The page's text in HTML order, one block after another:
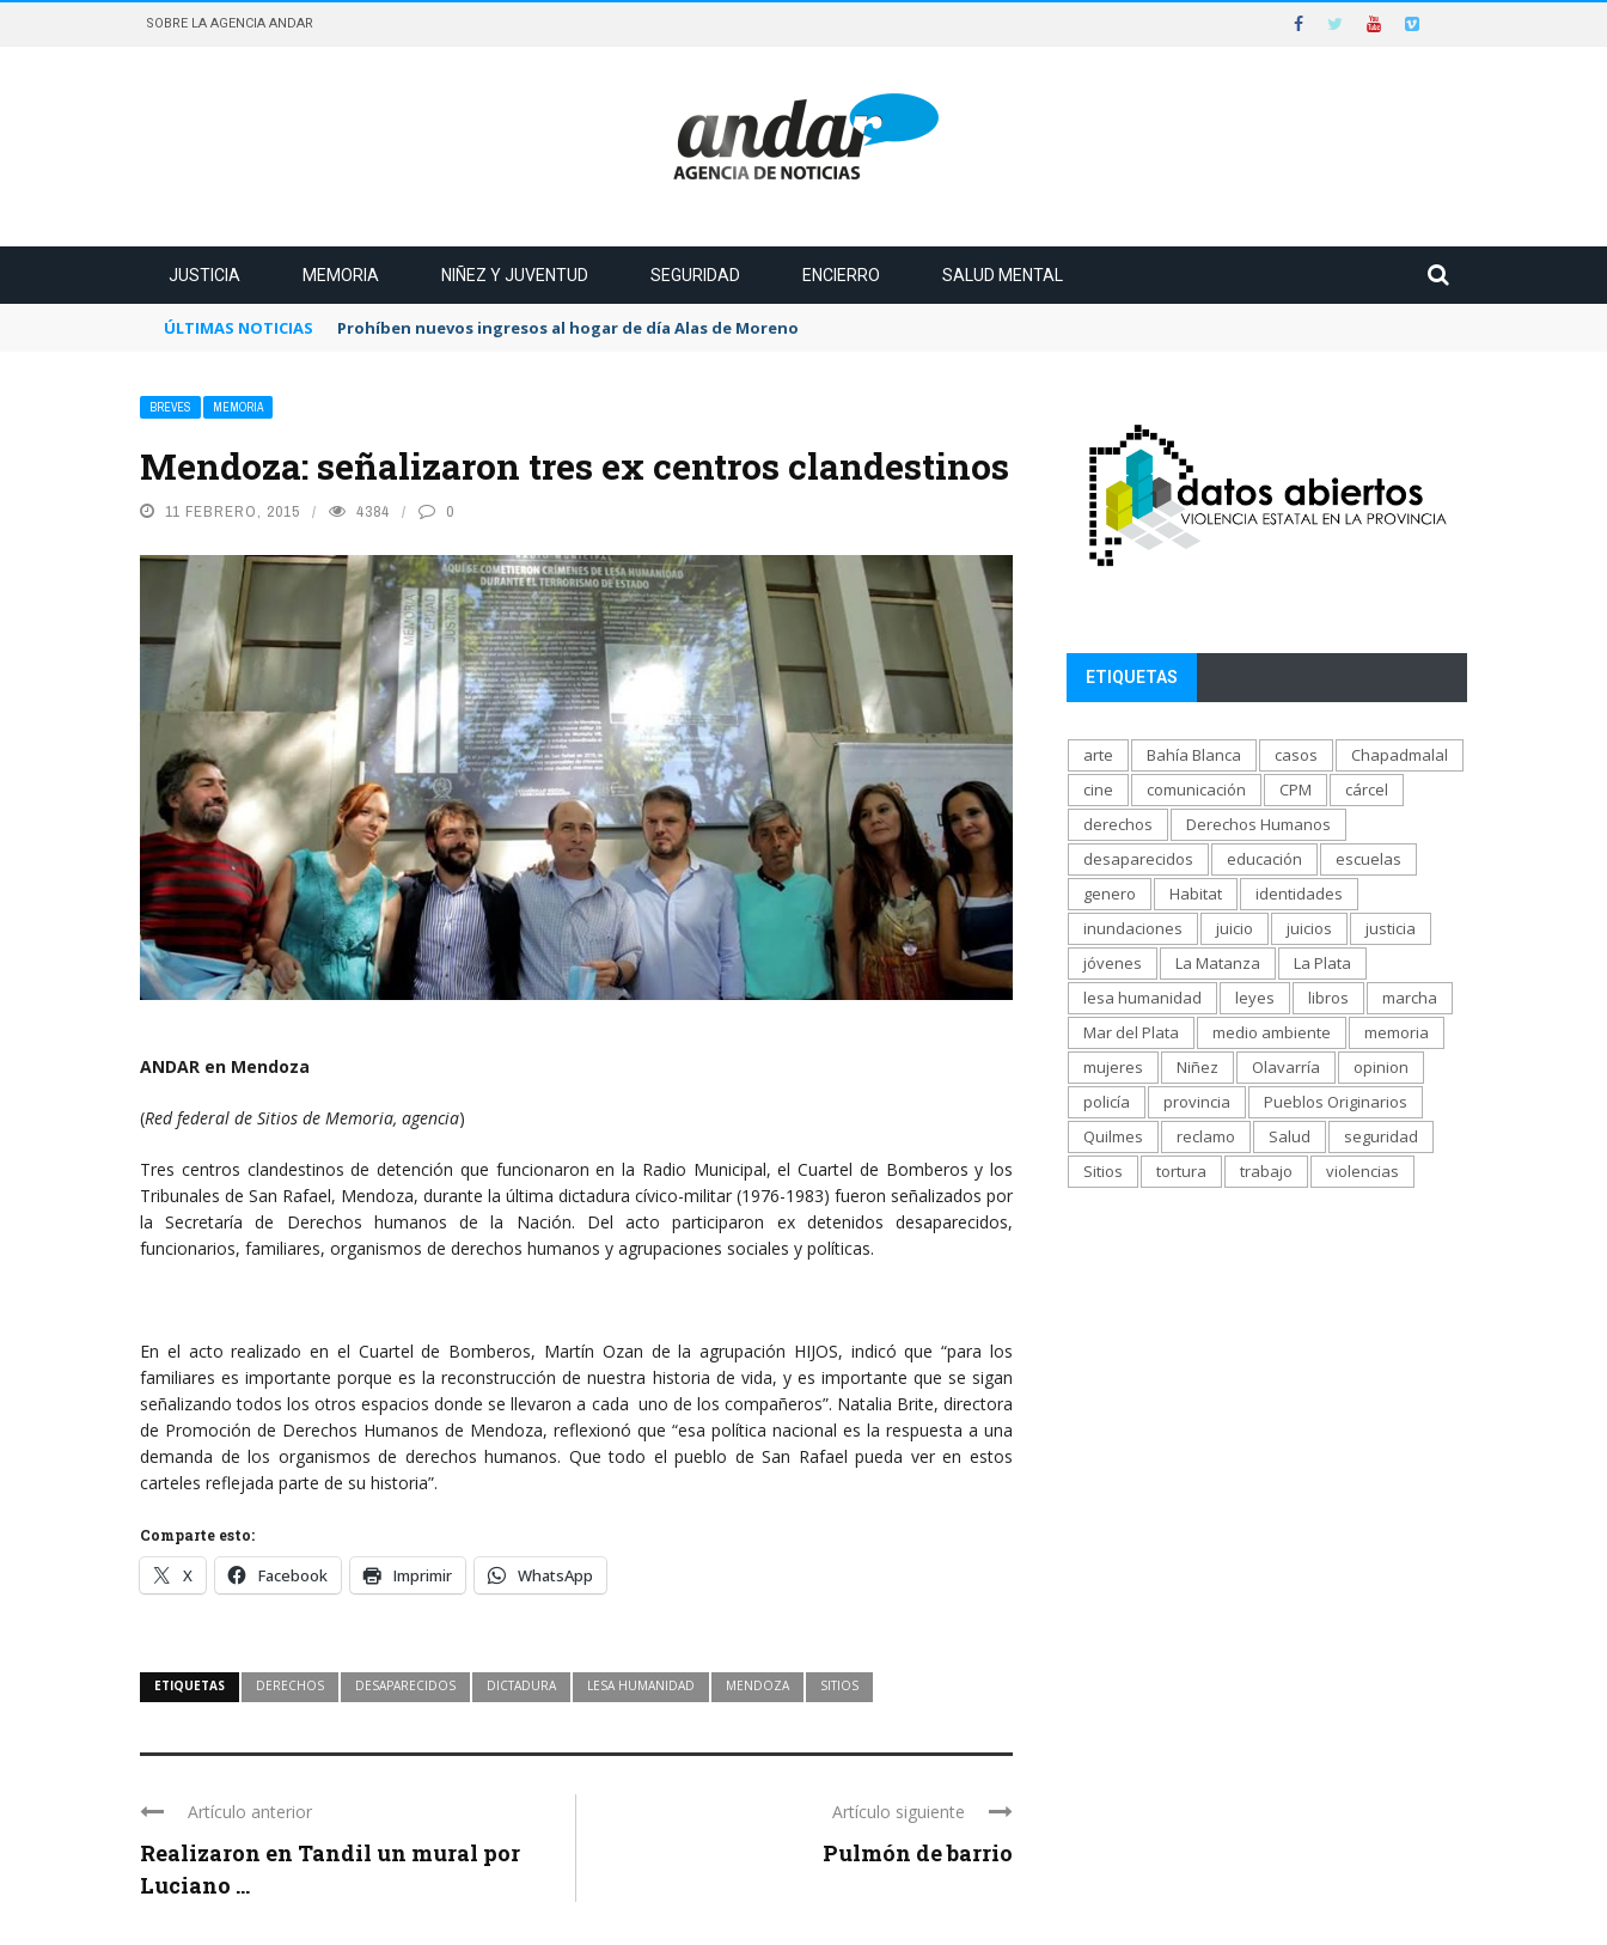
SOBRE LA AGENCIA ANDAR
JUSTICIA MEMORIA NIÑEZ Y JUVENTUD SEGURIDAD ENCIERRO SALUD MENTAL
ÚLTIMAS NOTICIAS Prohíben nuevos ingresos al hogar de día Alas de Moreno
BREVES MEMORIA
Mendoza: señalizaron tres ex centros clandestinos
11 FEBRERO, 2015 4384 0
ANDAR en Mendoza
(Red federal de Sitios de Memoria, agencia)
Tres centros clandestinos de detención que funcionaron en la Radio Municipal, el Cuartel de Bomberos y los
Tribunales de San Rafael, Mendoza, durante la última dictadura cívico-militar (1976-1983) fueron señalizados por
la Secretaría de Derechos humanos de la Nación. Del acto participaron ex detenidos desaparecidos,
funcionarios, familiares, organismos de derechos humanos y agrupaciones sociales y políticas.
En el acto realizado en el Cuartel de Bomberos, Martín Ozan de la agrupación HIJOS, indicó que “para los
familiares es importante porque es la reconstrucción de nuestra historia de vida, y es importante que se sigan
señalizando todos los otros espacios donde se llevaron a cada uno de los compañeros”. Natalia Brite, directora
de Promoción de Derechos Humanos de Mendoza, reflexionó que “esa política nacional es la respuesta a una
demanda de los organismos de derechos humanos. Que todo el pueblo de San Rafael pueda ver en estos
carteles reflejada parte de su historia”.
Comparte esto:
X Facebook Imprimir WhatsApp
ETIQUETAS DERECHOS DESAPARECIDOS DICTADURA LESA HUMANIDAD MENDOZA SITIOS
Artículo anterior
Realizaron en Tandil un mural por
Luciano ...
Artículo siguiente
Pulmón de barrio
ETIQUETAS
arte Bahía Blanca casos
Chapadmalal
cine
comunicación CPM
cárcel
derechos
Derechos Humanos
desaparecidos
educación
escuelas
genero
Habitat
identidades
inundaciones
juicio juicios
justicia
jóvenes
La Matanza
La Plata
lesa humanidad
leyes libros
marcha
Mar del Plata
medio ambiente
memoria
mujeres
Niñez Olavarría
opinion
policía
provincia
Pueblos Originarios
Quilmes
reclamo Salud
seguridad
Sitios
tortura trabajo violencias